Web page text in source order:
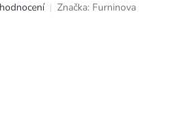
Značka: Furninova